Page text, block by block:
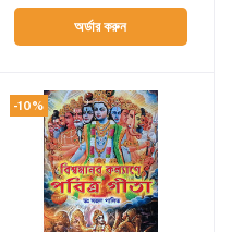
অর্ডার করুন
-10%